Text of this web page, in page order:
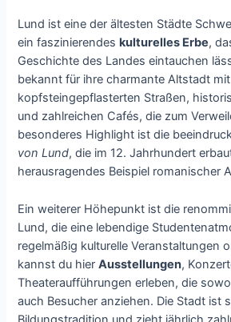
Lund ist eine der ältesten Städte
ein faszinierendeskulturelles Erbe,
Geschichte des Landes eintauchen
bekannt für ihre charmante Altstadt mit
kopfsteingepflasterten Straßen,
und zahlreichen Cafés, die zum
besonderes Highlight ist die
von Lund, die im 12. Jahrhundert
herausragendes Beispiel romanischer
Ein weiterer Höhepunkt ist die
Lund, die eine lebendige
regelmäßig kulturelle Veranstaltungen
kannst du hierAusstellungen,
Theateraufführungen erleben, die
auch Besucher anziehen. Die Stadt ist